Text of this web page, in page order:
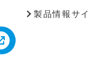
製品情報サ